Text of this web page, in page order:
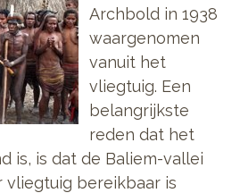
Archbold in 1938
waargenomen
vanuit het
vliegtuig. Een
belangrijkste
reden dat het
is, is dat de Baliem-vallei
vliegtuig bereikbaar is